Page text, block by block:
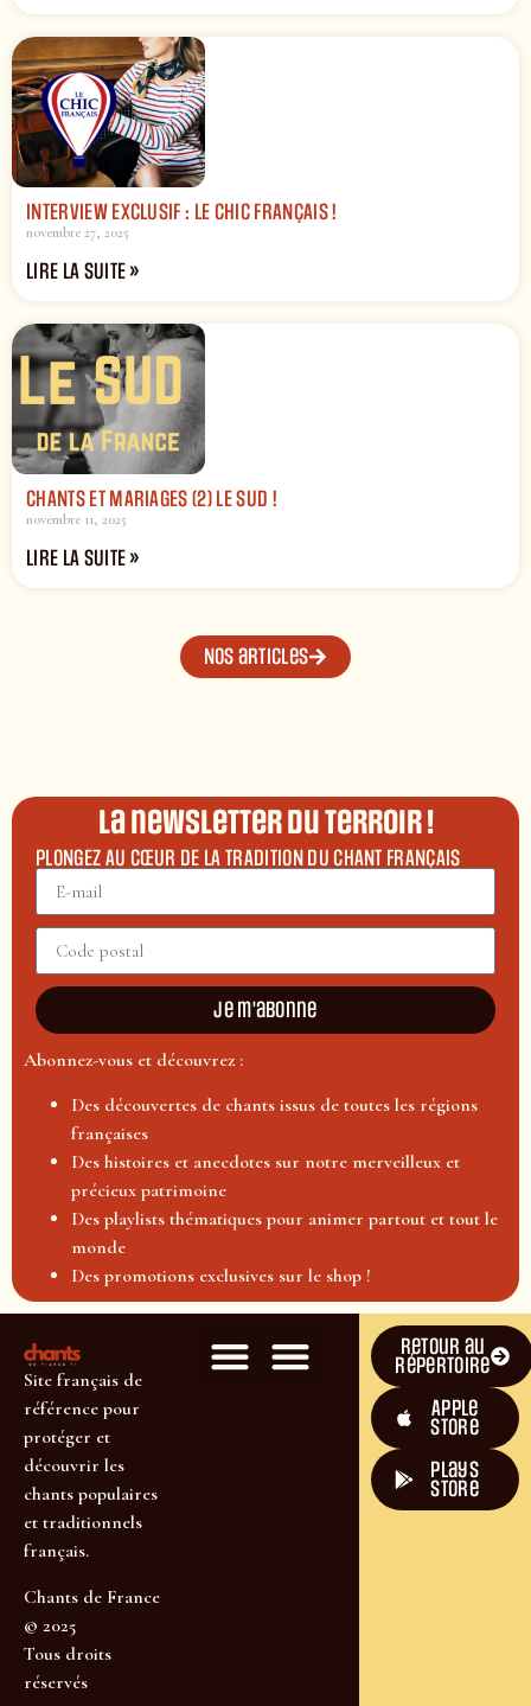
INTERVIEW EXCLUSIF : LE CHIC FRANÇAIS !
novembre 27, 2025
LIRE LA SUITE »
CHANTS ET MARIAGES (2) LE SUD !
novembre 11, 2025
LIRE LA SUITE »
Nos articles
La newsletter du terroir !
PLONGEZ AU CŒUR DE LA TRADITION DU CHANT FRANÇAIS
Je m'abonne
Abonnez-vous et découvrez :
Des découvertes de chants issus de toutes les régions
françaises
Des histoires et anecdotes sur notre merveilleux et
précieux patrimoine
Des playlists thématiques pour animer partout et tout le
monde
Des promotions exclusives sur le shop !
Site français de
référence pour
protéger et
découvrir les
chants populaires
et traditionnels
français.
Chants de France
© 2025
Tous droits
réservés
Retour au
répertoire
Apple
Store
plays
store